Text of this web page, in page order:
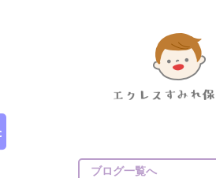
ブログ一覧へ